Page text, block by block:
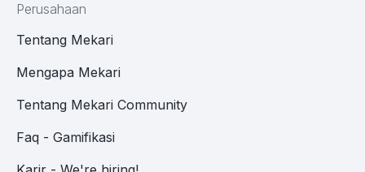
Perusahaan
Tentang Mekari
Mengapa Mekari
Tentang Mekari Community
Faq - Gamifikasi